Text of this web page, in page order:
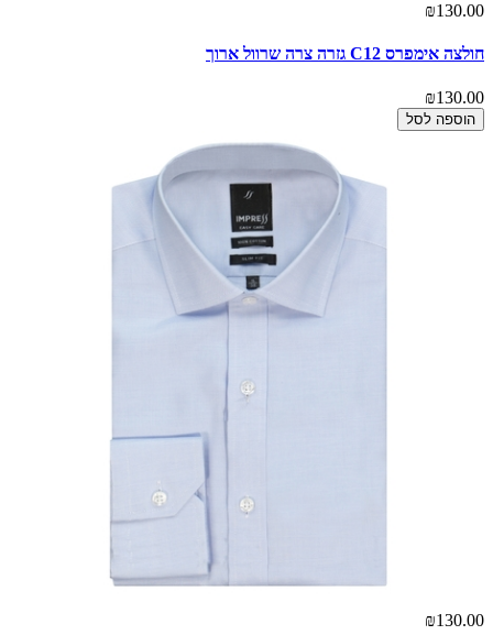
₪130.00
חולצה אימפרס C12 גזרה צרה שרוול ארוך
₪130.00
הוספה לסל
₪130.00